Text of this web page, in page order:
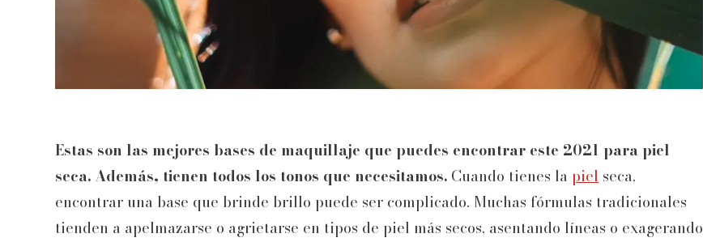
Estas son las mejores bases de maquillaje que puedes encontrar este 2021 para piel
seca. Además, tienen todos los tonos que necesitamos. Cuando tienes la piel seca,
encontrar una base que brinde brillo puede ser complicado. Muchas fórmulas tradicionales
tienden a apelmazarse o agrietarse en tipos de piel más secos, asentando líneas o exagerando